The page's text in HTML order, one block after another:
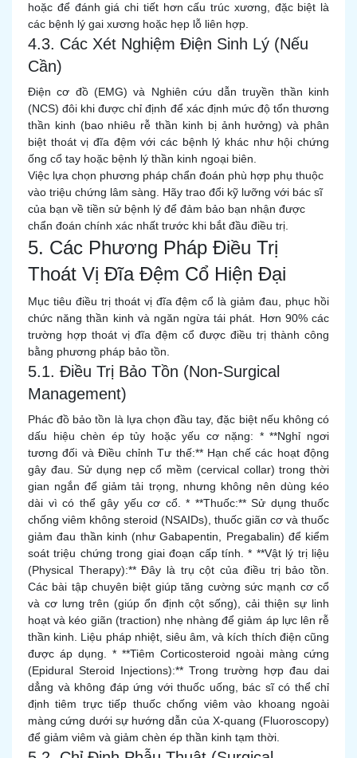
hoặc để đánh giá chi tiết hơn cấu trúc xương, đặc biệt là
các bệnh lý gai xương hoặc hẹp lỗ liên hợp.
4.3. Các Xét Nghiệm Điện Sinh Lý (Nếu
Cần)
Điện cơ đồ (EMG) và Nghiên cứu dẫn truyền thần kinh
(NCS) đôi khi được chỉ định để xác định mức độ tổn thương
thần kinh (bao nhiêu rễ thần kinh bị ảnh hưởng) và phân
biệt thoát vị đĩa đệm với các bệnh lý khác như hội chứng
ống cổ tay hoặc bệnh lý thần kinh ngoại biên.
Việc lựa chọn phương pháp chẩn đoán phù hợp phụ thuộc
vào triệu chứng lâm sàng. Hãy trao đổi kỹ lưỡng với bác sĩ
của bạn về tiền sử bệnh lý để đảm bảo bạn nhận được
chẩn đoán chính xác nhất trước khi bắt đầu điều trị.
5. Các Phương Pháp Điều Trị
Thoát Vị Đĩa Đệm Cổ Hiện Đại
Mục tiêu điều trị thoát vị đĩa đệm cổ là giảm đau, phục hồi
chức năng thần kinh và ngăn ngừa tái phát. Hơn 90% các
trường hợp thoát vị đĩa đệm cổ được điều trị thành công
bằng phương pháp bảo tồn.
5.1. Điều Trị Bảo Tồn (Non-Surgical
Management)
Phác đồ bảo tồn là lựa chọn đầu tay, đặc biệt nếu không có
dấu hiệu chèn ép tủy hoặc yếu cơ nặng: * **Nghỉ ngơi
tương đối và Điều chỉnh Tư thế:** Hạn chế các hoạt động
gây đau. Sử dụng nẹp cổ mềm (cervical collar) trong thời
gian ngắn để giảm tải trọng, nhưng không nên dùng kéo
dài vì có thể gây yếu cơ cổ. * **Thuốc:** Sử dụng thuốc
chống viêm không steroid (NSAIDs), thuốc giãn cơ và thuốc
giảm đau thần kinh (như Gabapentin, Pregabalin) để kiểm
soát triệu chứng trong giai đoạn cấp tính. * **Vật lý trị liệu
(Physical Therapy):** Đây là trụ cột của điều trị bảo tồn.
Các bài tập chuyên biệt giúp tăng cường sức mạnh cơ cổ
và cơ lưng trên (giúp ổn định cột sống), cải thiện sự linh
hoạt và kéo giãn (traction) nhẹ nhàng để giảm áp lực lên rễ
thần kinh. Liệu pháp nhiệt, siêu âm, và kích thích điện cũng
được áp dụng. * **Tiêm Corticosteroid ngoài màng cứng
(Epidural Steroid Injections):** Trong trường hợp đau dai
dẳng và không đáp ứng với thuốc uống, bác sĩ có thể chỉ
định tiêm trực tiếp thuốc chống viêm vào khoang ngoài
màng cứng dưới sự hướng dẫn của X-quang (Fluoroscopy)
để giảm viêm và giảm chèn ép thần kinh tạm thời.